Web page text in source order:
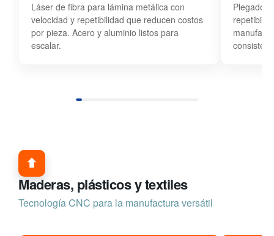
Láser de fibra para lámina metálica con
velocidad y repetibilidad que reducen costos
por pieza. Acero y aluminio listos para
escalar.
Plegado
Maderas, plásticos y textiles
Tecnología CNC para la manufactura versátil